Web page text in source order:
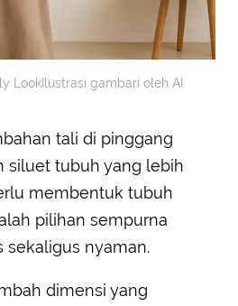
LookIlustrasi gambari oleh AI
tali di pinggang
siluet tubuh yang lebih
membentuk tubuh
pilihan sempurna
sekaligus nyaman.
dimensi yang